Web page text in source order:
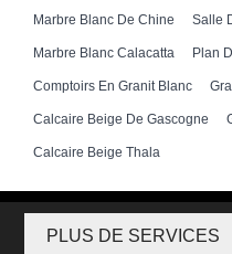
Marbre Blanc De Chine
Salle
Marbre Blanc Calacatta
Plan
Comptoirs En Granit Blanc
Calcaire Beige De Gascogne
Calcaire Beige Thala
PLUS DE SERVICES